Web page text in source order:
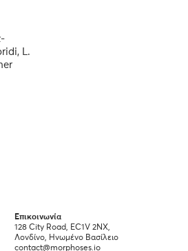
L.
Επικοινωνία
128 City Road, EC1V 2NX,
Λονδίνο, Ηνωμένο Βασίλειο
contact@morphoses.io